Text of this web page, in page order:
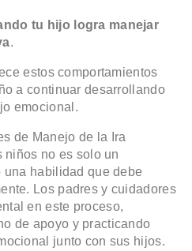
tu hijo logra manejar
.
estos comportamientos
a continuar desarrollando
emocional.
de Manejo de la Ira
niños no es solo un
habilidad que debe
Los padres y cuidadores
en este proceso,
de apoyo y practicando
junto con sus hijos.